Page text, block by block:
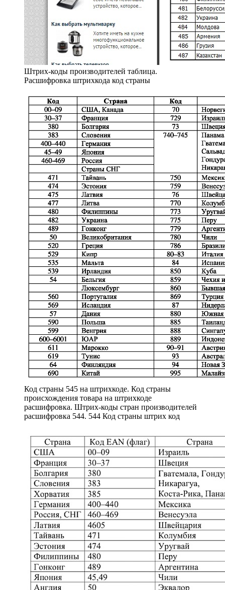
Штрих-коды производителей таблица.
Расшифровка штрихкода код страны
Код страны 545 на штрихкоде. Код страны
происхождения товара на штрихкоде
расшифровка. Штрих-коды стран производителей
расшифровка 544. 544 Код страны штрих код